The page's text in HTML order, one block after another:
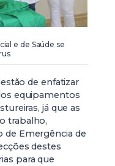
e de Saúde se
de enfatizar
equipamentos
já que as
trabalho,
de Emergência de
destes
para que